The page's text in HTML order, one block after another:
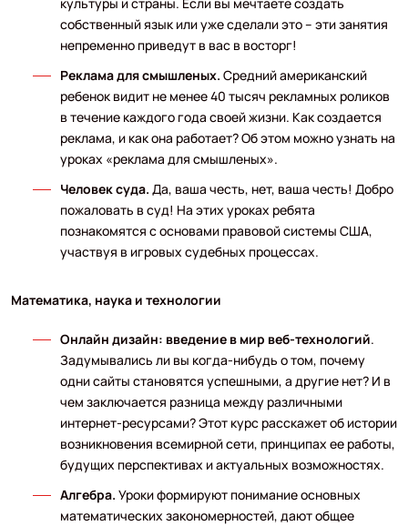
собственный язык или уже сделали это – эти занятия
непременно приведут в вас в восторг!
Реклама для смышленых. Средний американский
ребенок видит не менее 40 тысяч рекламных роликов
в течение каждого года своей жизни. Как создается
реклама, и как она работает? Об этом можно узнать на
уроках «реклама для смышленых».
Человек суда. Да, ваша честь, нет, ваша честь! Добро
пожаловать в суд! На этих уроках ребята
познакомятся с основами правовой системы США,
участвуя в игровых судебных процессах.
Математика, наука и технологии
Онлайн дизайн: введение в мир веб-технологий.
Задумывались ли вы когда-нибудь о том, почему
одни сайты становятся успешными, а другие нет? И в
чем заключается разница между различными
интернет-ресурсами? Этот курс расскажет об истории
возникновения всемирной сети, принципах ее работы,
будущих перспективах и актуальных возможностях.
Алгебра. Уроки формируют понимание основных
математических закономерностей, дают общее